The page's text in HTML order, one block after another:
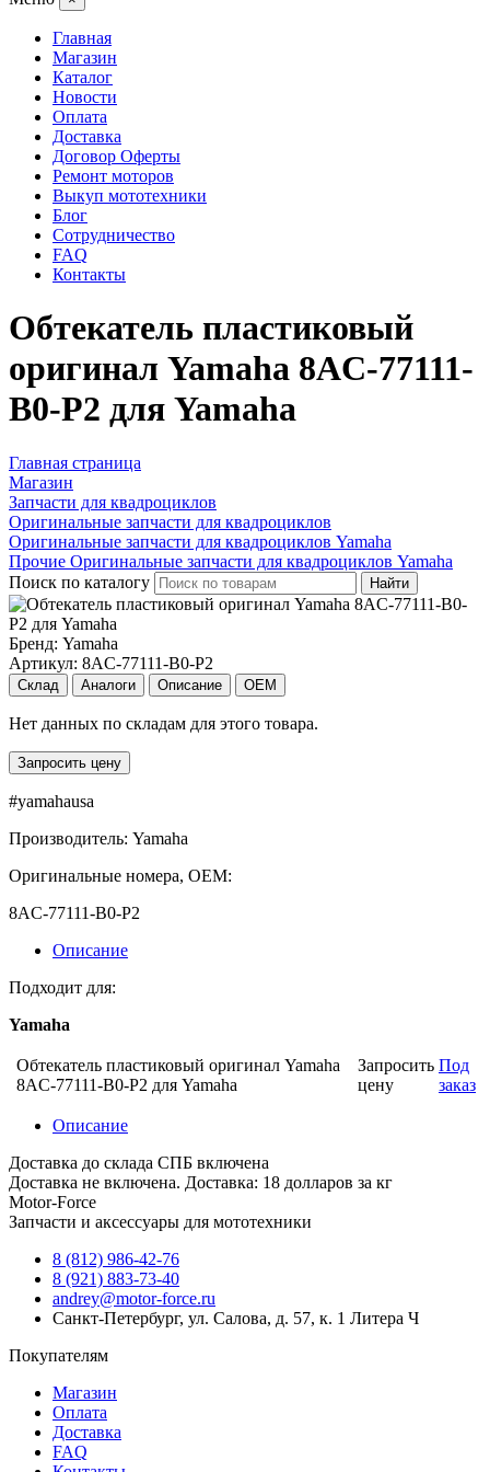
Главная
Магазин
Каталог
Новости
Оплата
Доставка
Договор Оферты
Ремонт моторов
Выкуп мототехники
Блог
Сотрудничество
FAQ
Контакты
Обтекатель пластиковый
оригинал Yamaha 8AC-77111-
B0-P2 для Yamaha
Главная страница
Магазин
Запчасти для квадроциклов
Оригинальные запчасти для квадроциклов
Оригинальные запчасти для квадроциклов Yamaha
Прочие Оригинальные запчасти для квадроциклов Yamaha
Поиск по каталогу
Найти
Бренд: Yamaha
Артикул: 8AC-77111-B0-P2
Склад Аналоги Описание OEM
Нет данных по складам для этого товара.
Запросить цену
#yamahausa
Производитель: Yamaha
Оригинальные номера, OEM:
8AC-77111-B0-P2
Описание
Подходит для:
Yamaha
Обтекатель пластиковый оригинал Yamaha
8AC-77111-B0-P2 для Yamaha
Запросить
цену
Под
заказ
Описание
Доставка до склада СПБ включена
Доставка не включена. Доставка: 18 долларов за кг
Motor-Force
Запчасти и аксессуары для мототехники
8 (812) 986-42-76
8 (921) 883-73-40
andrey@motor-force.ru
Санкт-Петербург, ул. Салова, д. 57, к. 1 Литера Ч
Покупателям
Магазин
Оплата
Доставка
FAQ